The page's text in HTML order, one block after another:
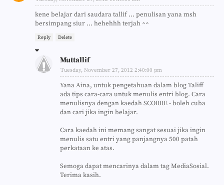
kene belajar dari saudara tallif ... penulisan yana msh
bersimpang siur ... hehehhh terjah ^^
Reply Delete
Muttallif
Tuesday, November 27, 2012 2:40:00 pm
Yana Aina, untuk pengetahuan dalam blog Taliff
ada tips cara-cara untuk menulis entri blog. Cara
menulisnya dengan kaedah SCORRE - boleh cuba
dan cari jika ingin belajar.
Cara kaedah ini memang sangat sesuai jika ingin
menulis satu entri yang panjangnya 500 patah
perkataan ke atas.
Semoga dapat mencarinya dalam tag MediaSosial.
Terima kasih.